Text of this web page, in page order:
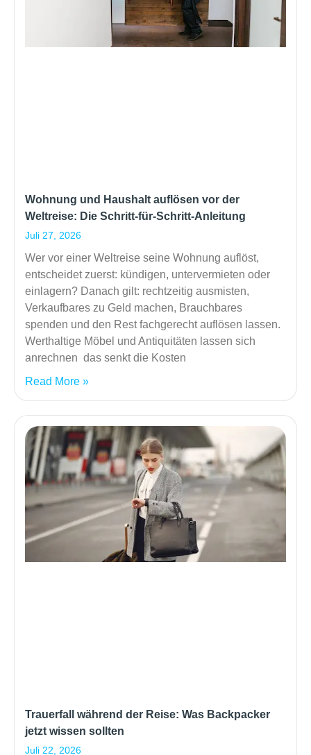
Wohnung und Haushalt auflösen vor der
Weltreise: Die Schritt-für-Schritt-Anleitung
Juli 27, 2026
Wer vor einer Weltreise seine Wohnung auflöst,
entscheidet zuerst: kündigen, untervermieten oder
einlagern? Danach gilt: rechtzeitig ausmisten,
Verkaufbares zu Geld machen, Brauchbares
spenden und den Rest fachgerecht auflösen lassen.
Werthaltige Möbel und Antiquitäten lassen sich
anrechnen das senkt die Kosten
Read More »
Trauerfall während der Reise: Was Backpacker
jetzt wissen sollten
Juli 22, 2026